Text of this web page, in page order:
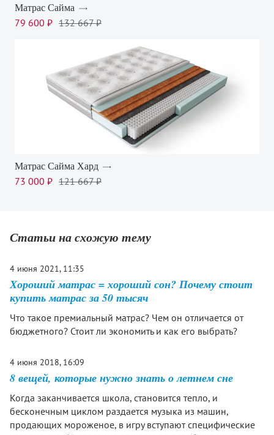
Матрас Сайма
79 600 ₽ 132 667 ₽
Матрас Сайма Хард
73 000 ₽ 121 667 ₽
Статьи на схожую тему
4 июня 2021, 11:35
Хороший матрас = хороший сон? Почему стоит
купить матрас за 50 тысяч
Что такое премиальный матрас? Чем он отличается от
бюджетного? Стоит ли экономить и как его выбрать?
4 июня 2018, 16:09
8 вещей, которые нужно знать о летнем сне
Когда заканчивается школа, становится тепло, и
бесконечным циклом раздается музыка из машин,
продающих мороженое, в игру вступают специфические